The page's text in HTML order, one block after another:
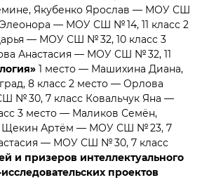
Якубенко Ярослав — МОУ СШ
— МОУ СШ № 14, 11 класс 2
— МОУ СШ № 32, 10 класс 3
Анастасия — МОУ СШ № 32, 11
1 место — Машихина Диана,
8 класс 2 место — Орлова
№ 30, 7 класс Ковальчук Яна —
3 место — Маликов Семён,
Щекин Артём — МОУ СШ № 23, 7
— МОУ СШ № 30, 7 класс
и призеров интеллектуального
проектов